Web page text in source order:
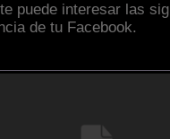
puede interesar las
de tu Facebook.